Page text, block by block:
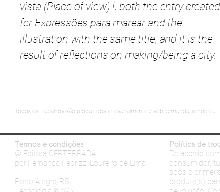
vista (Place of view) i, both the entry created
for Expressões para marear and the
illustration with the same title, and it is the
result of reflections on making/being a city.
Todos os trabalhos são produzidos artesanalmente e sob demanda, sendo
Termos e condições
© Editora CERTERRADA
por Fernanda Fedrizzi Loureiro de Lima
Porto Alegre/RS
Política de
De acordo
consumidor,
após o
produto(s)